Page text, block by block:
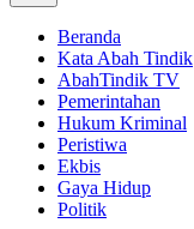
Beranda
Kata Abah Tindik
AbahTindik TV
Pemerintahan
Hukum Kriminal
Peristiwa
Ekbis
Gaya Hidup
Politik